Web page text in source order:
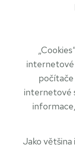
internetové
počítače
internetové
Jako